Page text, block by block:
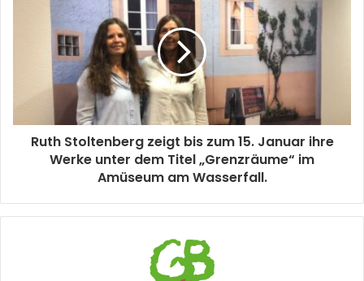
Ruth Stoltenberg zeigt bis zum 15. Januar ihre
Werke unter dem Titel „Grenzräume“ im
Amüseum am Wasserfall.